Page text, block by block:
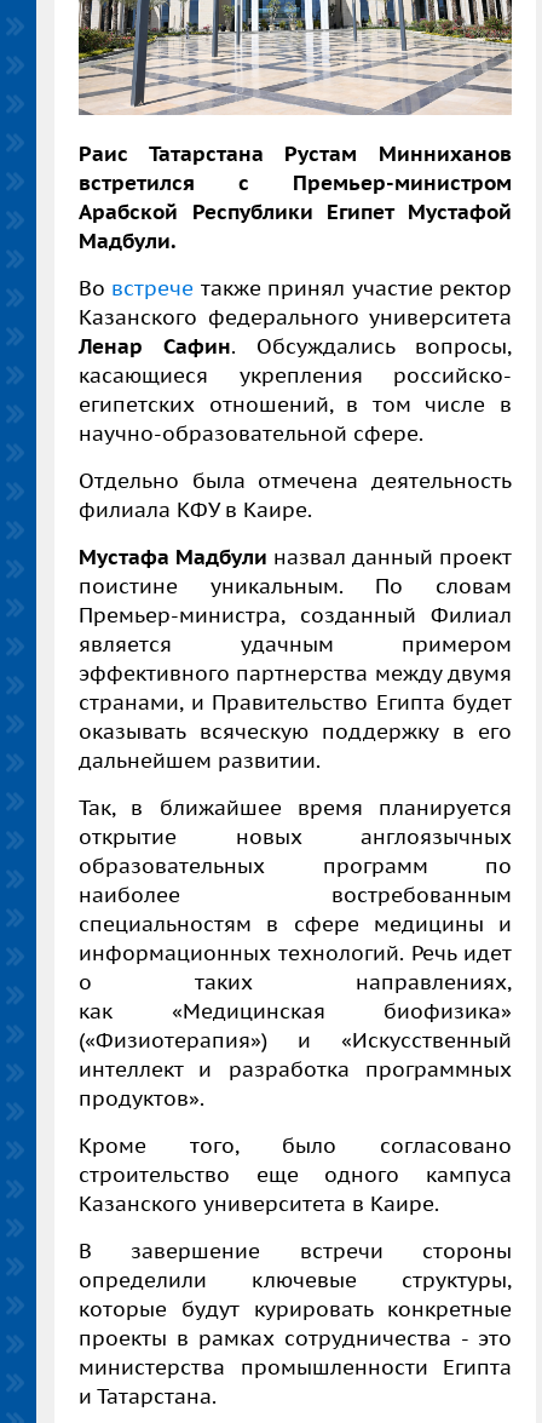
Раис Татарстана Рустам Минниханов
встретился с Премьер-министром
Арабской Республики Египет Мустафой
Мадбули.
Во встрече также принял участие ректор
Казанского федерального университета
Ленар Сафин. Обсуждались вопросы,
касающиеся укрепления российско-
египетских отношений, в том числе в
научно-образовательной сфере.
Отдельно была отмечена деятельность
филиала КФУ в Каире.
Мустафа Мадбули назвал данный проект
поистине уникальным. По словам
Премьер-министра, созданный Филиал
является удачным примером
эффективного партнерства между двумя
странами, и Правительство Египта будет
оказывать всяческую поддержку в его
дальнейшем развитии.
Так, в ближайшее время планируется
открытие новых англоязычных
образовательных программ по
наиболее востребованным
специальностям в сфере медицины и
информационных технологий. Речь идет
о таких направлениях,
как «Медицинская биофизика»
(«Физиотерапия») и «Искусственный
интеллект и разработка программных
продуктов».
Кроме того, было согласовано
строительство еще одного кампуса
Казанского университета в Каире.
В завершение встречи стороны
определили ключевые структуры,
которые будут курировать конкретные
проекты в рамках сотрудничества - это
министерства промышленности Египта
и Татарстана.